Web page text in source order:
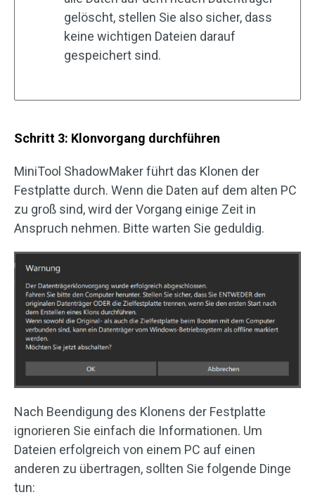
gelöscht, stellen Sie also sicher, dass
keine wichtigen Dateien darauf
gespeichert sind.
Schritt 3: Klonvorgang durchführen
MiniTool ShadowMaker führt das Klonen der
Festplatte durch. Wenn die Daten auf dem alten PC
zu groß sind, wird der Vorgang einige Zeit in
Anspruch nehmen. Bitte warten Sie geduldig.
Nach Beendigung des Klonens der Festplatte
ignorieren Sie einfach die Informationen. Um
Dateien erfolgreich von einem PC auf einen
anderen zu übertragen, sollten Sie folgende Dinge
tun: